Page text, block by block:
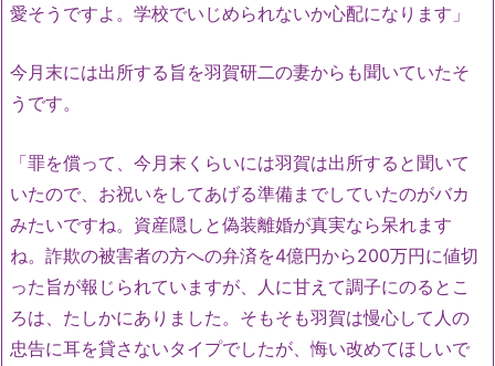
愛そうですよ。学校でいじめられないか心配になります」
今月末には出所する旨を羽賀研二の妻からも聞いていたそ
うです。
「罪を償って、今月末くらいには羽賀は出所すると聞いて
いたので、お祝いをしてあげる準備までしていたのがバカ
みたいですね。資産隠しと偽装離婚が真実なら呆れます
ね。詐欺の被害者の方への弁済を4億円から200万円に値切
った旨が報じられていますが、人に甘えて調子にのるとこ
ろは、たしかにありました。そもそも羽賀は慢心して人の
忠告に耳を貸さないタイプでしたが、悔い改めてほしいで